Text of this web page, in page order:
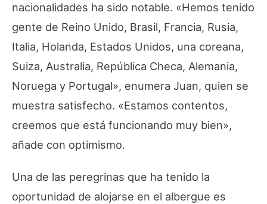
nacionalidades ha sido notable. «Hemos tenido
gente de Reino Unido, Brasil, Francia, Rusia,
Italia, Holanda, Estados Unidos, una coreana,
Suiza, Australia, República Checa, Alemania,
Noruega y Portugal», enumera Juan, quien se
muestra satisfecho. «Estamos contentos,
creemos que está funcionando muy bien»,
añade con optimismo.
Una de las peregrinas que ha tenido la
oportunidad de alojarse en el albergue es